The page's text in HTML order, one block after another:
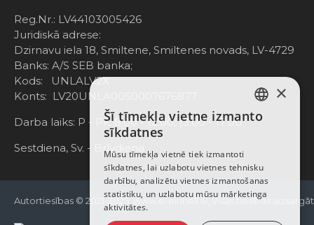
Reg.Nr.: LV44103005426
Juridiskā adrese:
Dzirnavu iela 18, Smiltene, Smiltenes novads, LV-4729
Banks: A/S SEB banka;
Kods: UNLALV2X
Konts: LV20UNLA0050007676877
Darba laiks: P - Pk. 8:00 - 12:00; 13:00 - 17:00
Sestdiena, Sv. - Brīvdiena
Autortiesības © 2021-2025, www.e-einhell.lv, Visas tiesības
LATVIAN
ENGLISH
×
Šī tīmekļa vietne izmanto
sīkdatnes
Mūsu tīmekļa vietnē tiek izmantoti
sīkdatnes, lai uzlabotu vietnes tehnisku
darbību, analizētu vietnes izmantošanas
statistiku, un uzlabotu mūsu mārketinga
aktivitātes.